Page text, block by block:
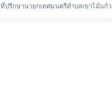
ที่ปรึกษานายกเทศมนตรีตำบลเขาไม้แก้ว